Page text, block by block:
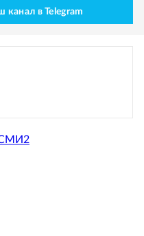
в Telegram
СМИ2